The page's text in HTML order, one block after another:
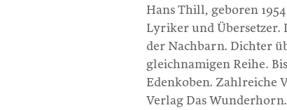
Hans Thill, geboren
Lyriker und Übersetzer.
der Nachbarn. Dichter
gleichnamigen Reihe.
Edenkoben. Zahlreiche
Verlag Das